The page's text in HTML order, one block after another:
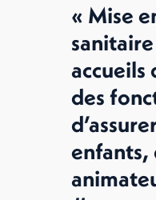
« Mise
accueils
des
enfants,